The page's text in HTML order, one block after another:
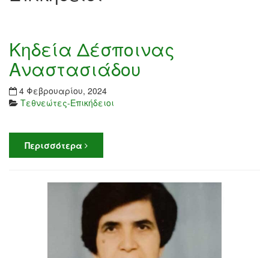
Κηδεία Δέσποινας
Αναστασιάδου
4 Φεβρουαρίου, 2024
Τεθνεώτες-Επικήδειοι
Περισσότερα